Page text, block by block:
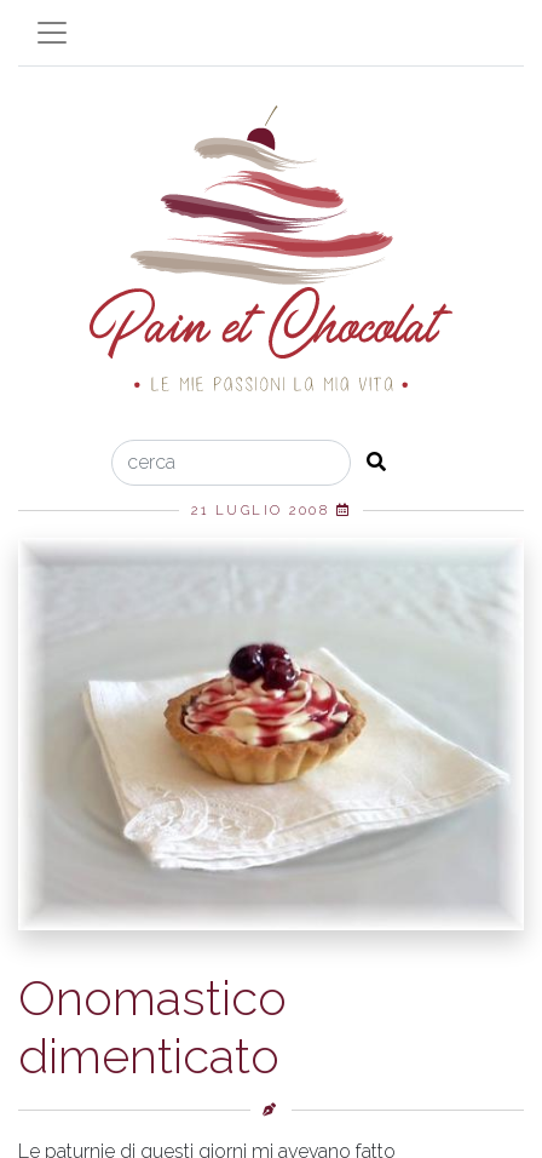
21 LUGLIO 2008
Onomastico
dimenticato
Le paturnie di questi giorni mi avevano fatto